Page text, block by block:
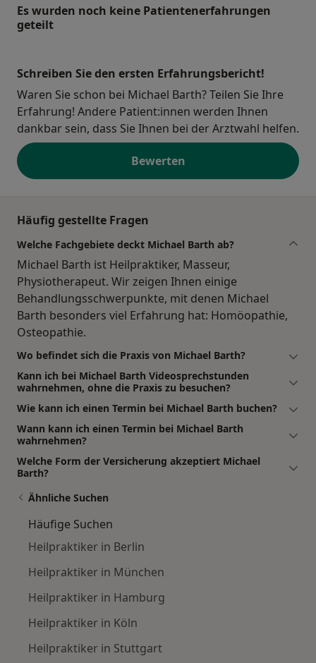
Es wurden noch keine Patientenerfahrungen
geteilt
Schreiben Sie den ersten Erfahrungsbericht!
Waren Sie schon bei Michael Barth? Teilen Sie Ihre
Erfahrung! Andere Patient:innen werden Ihnen
dankbar sein, dass Sie Ihnen bei der Arztwahl helfen.
Bewerten
Häufig gestellte Fragen
Welche Fachgebiete deckt Michael Barth ab?
Michael Barth ist Heilpraktiker, Masseur,
Physiotherapeut. Wir zeigen Ihnen einige
Behandlungsschwerpunkte, mit denen Michael
Barth besonders viel Erfahrung hat: Homöopathie,
Osteopathie.
Wo befindet sich die Praxis von Michael Barth?
Kann ich bei Michael Barth Videosprechstunden
wahrnehmen, ohne die Praxis zu besuchen?
Wie kann ich einen Termin bei Michael Barth buchen?
Wann kann ich einen Termin bei Michael Barth
wahrnehmen?
Welche Form der Versicherung akzeptiert Michael
Barth?
Ähnliche Suchen
Häufige Suchen
Heilpraktiker in Berlin
Heilpraktiker in München
Heilpraktiker in Hamburg
Heilpraktiker in Köln
Heilpraktiker in Stuttgart